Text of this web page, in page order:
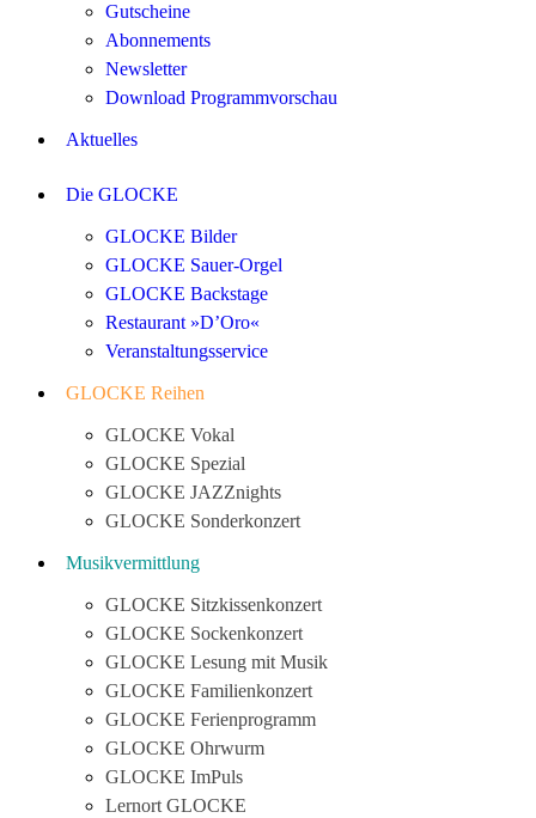
Gutscheine
Abonnements
Newsletter
Download Programmvorschau
Aktuelles
Die GLOCKE
GLOCKE Bilder
GLOCKE Sauer-Orgel
GLOCKE Backstage
Restaurant »D’Oro«
Veranstaltungsservice
GLOCKE Reihen
GLOCKE Vokal
GLOCKE Spezial
GLOCKE JAZZnights
GLOCKE Sonderkonzert
Musikvermittlung
GLOCKE Sitzkissenkonzert
GLOCKE Sockenkonzert
GLOCKE Lesung mit Musik
GLOCKE Familienkonzert
GLOCKE Ferienprogramm
GLOCKE Ohrwurm
GLOCKE ImPuls
Lernort GLOCKE